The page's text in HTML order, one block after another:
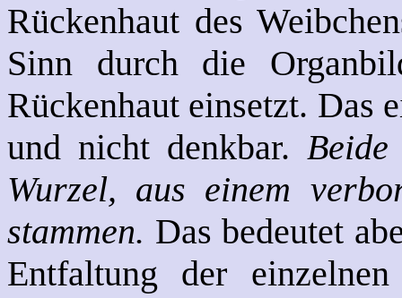
Rückenhaut des
Sinn durch die
Rückenhaut einsetzt. Das
und nicht denkbar.
Wurzel, aus einem
stammen. Das bedeutet
Entfaltung der